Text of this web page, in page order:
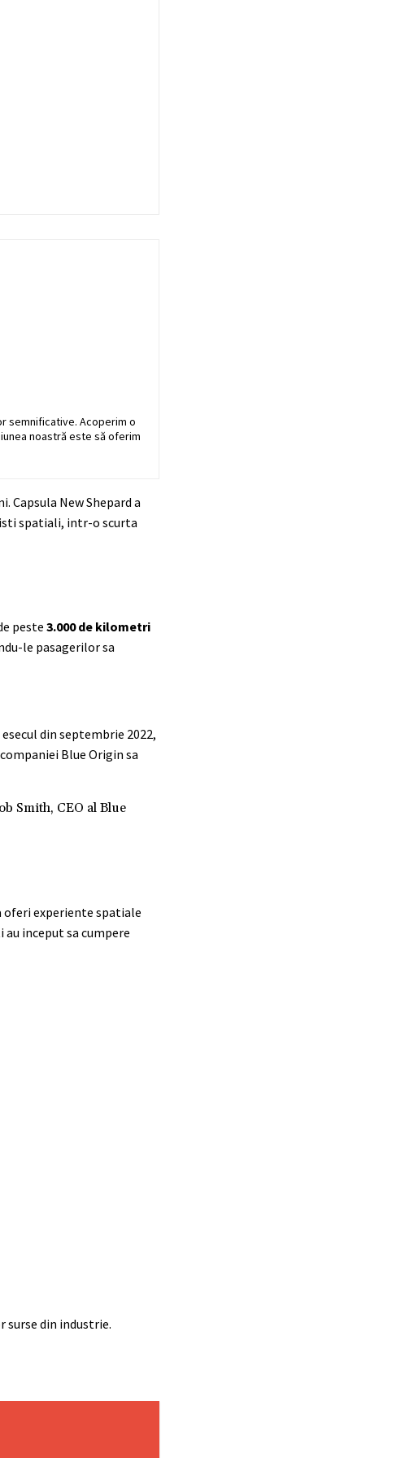
semnificative. Acoperim o
noastră este să oferim
Capsula New Shepard a
spatiali, intr-o scurta
peste 3.000 de kilometri
le pasagerilor sa
din septembrie 2022,
Blue Origin sa
Smith, CEO al Blue
oferi experiente spatiale
inceput sa cumpere
surse din industrie.